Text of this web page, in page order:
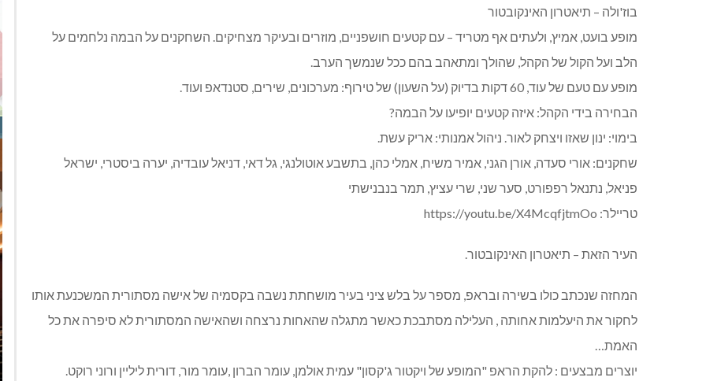
בוז'ולה – תיאטרון האינקובטור
מופע בועט, אמיץ, ולעתים אף מטריד – עם קטעים חושפניים, מוזרים ובעיקר מצחיקים. השחקנים על הבמה נלחמים על
הלב ועל הקול של הקהל, שהולך ומתאהב בהם ככל שנמשך הערב.
מופע עם טעם של עוד, 60 דקות בדיוק (על השעון) של טירוף: מערכונים, שירים, סטנדאפ ועוד.
הבחירה בידי הקהל: איזה קטעים יופיעו על הבמה?
בימוי: ינון שאזו ויצחק לאור. ניהול אמנותי: אריק עשת.
שחקנים: אורי סעדה, אורן הגני, אמיר משיח, אמלי כהן, בתשבע אוטולנגי, גל דאי, דניאל עובדיה, יערה ביסטרי, ישראל
פניאל, נתנאל רפפורט, סער שני, שרי עציץ, תמר בנבנישתי
טריילר: https://youtu.be/X4McqfjtmOo
העיר הזאת – תיאטרון האינקובטור.
המחזה שנכתב כולו בשירה ובראפ, מספר על בלש ציני בעיר מושחתת נשבה בקסמיה של אישה מסתורית המשכנעת אותו
לחקור את היעלמות אחותה , העלילה מסתבכת כאשר מתגלה שהאחות נרצחה ושהאישה המסתורית לא סיפרה את כל
האמת…
יוצרים מבצעים : להקת הראפ "המופע של ויקטור ג'קסון" עמית אולמן, עומר הברון ,עומר מור, דורית ליליין ורוני רוקט.